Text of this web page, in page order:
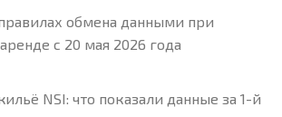
обмена данными при
с 20 мая 2026 года
NSI: что показали данные за 1-й